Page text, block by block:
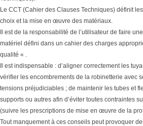
Le CCT (Cahier des Clauses Techniques) définit
choix et la mise en œuvre des matériaux.
Il est de la responsabilité de l’utilisateur de faire
matériel défini dans un cahier des charges
qualité « .
Il est indispensable : d’aligner correctement les
vérifier les encombrements de la robinetterie avec
tensions préjudiciables ; de maintenir les tubes et
supports ou autres afin d’éviter toutes contraintes
(suivre les prescriptions de mise en œuvre de la
Tout manquement à ces conseils peut provoquer